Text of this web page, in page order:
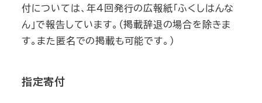
付については、年４回発行の広報紙「ふくしはんな
ん」で報告しています。（掲載辞退の場合を除きま
す。また匿名での掲載も可能です。）
指定寄付